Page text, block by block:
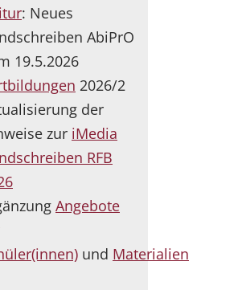
: Neues
AbiPrO
19.5.2026
2026/2
der
zur iMedia
RFB
Angebote
und Materialien